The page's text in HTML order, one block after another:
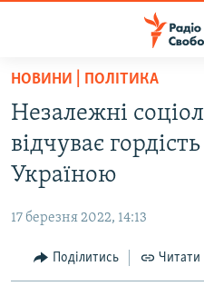
Перейти
основного
матеріалу
Перейти
до
основної
навігації
Перейти
до
СТАТТІ
ЕКОНОМІКА
СУСПІЛЬСТВО
РОСІЙСЬКА «ФІЛЬТРАЦІЯ»
ДОНБАС.РЕАЛІЇ
НОВИНИ | ПОЛІТИКА
Незалежні
відчуває
Україною
17 березня 2022, 14:13
Поділитись Читати